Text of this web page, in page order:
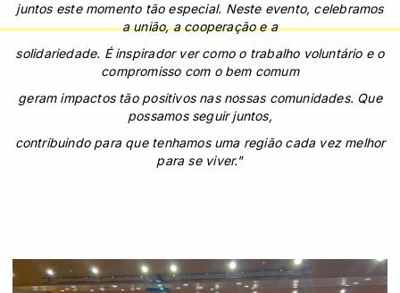
juntos este momento tão especial. Neste evento, celebramos
a união, a cooperação e a
solidariedade. É inspirador ver como o trabalho voluntário e o
compromisso com o bem comum
geram impactos tão positivos nas nossas comunidades. Que
possamos seguir juntos,
contribuindo para que tenhamos uma região cada vez melhor
para se viver."